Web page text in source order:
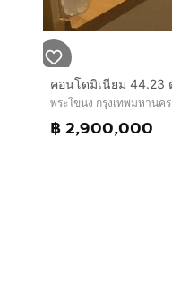
พระโขนง กรุงเทพมหานคร
฿ 2,900,000